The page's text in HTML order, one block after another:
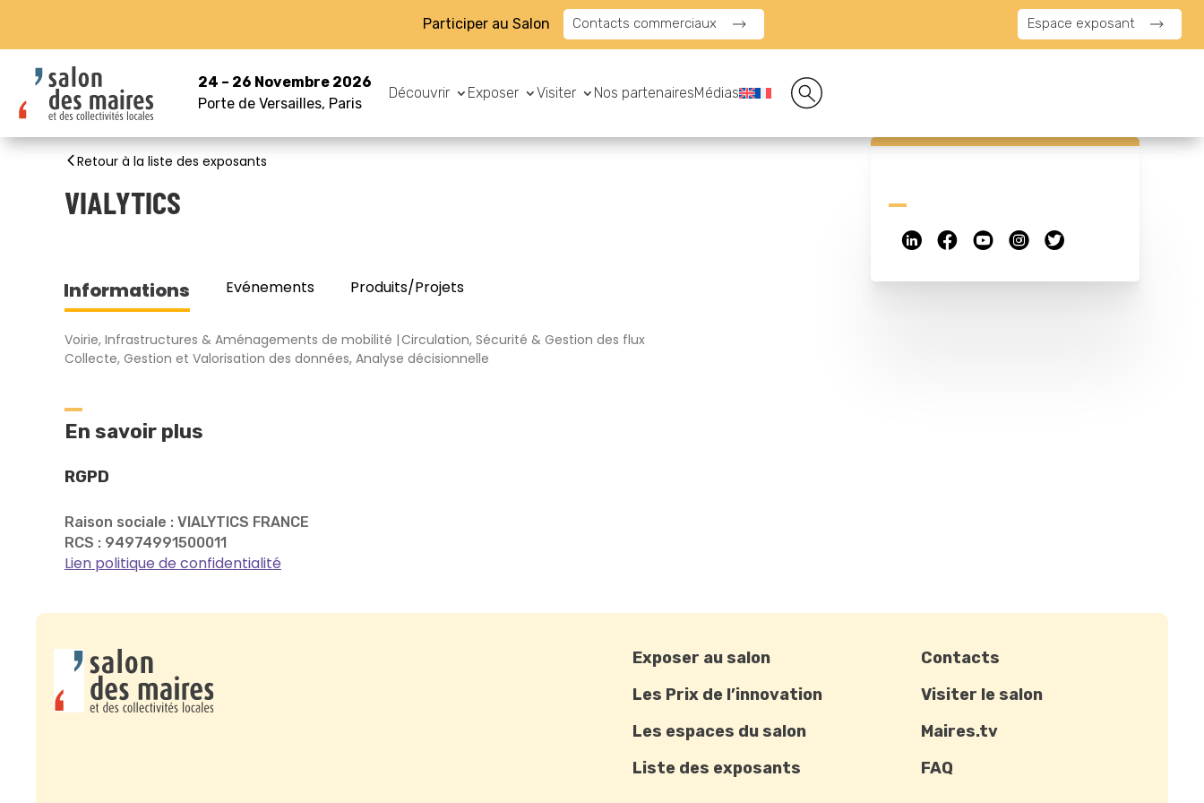
Participer au Salon Contacts commerciaux Espace exposant
24 – 26 Novembre 2026
Porte de Versailles, Paris
Découvrir Exposer Visiter Nos partenairesMédias
Retour à la liste des exposants
VIALYTICS
Informations Evénements Produits/Projets
Voirie, Infrastructures & Aménagements de mobilité Circulation, Sécurité & Gestion des flux
Collecte, Gestion et Valorisation des données, Analyse décisionnelle
En savoir plus
RGPD
Raison sociale : VIALYTICS FRANCE
RCS : 94974991500011
Lien politique de confidentialité
Exposer au salon
Les Prix de l’innovation
Les espaces du salon
Liste des exposants
Contacts
Visiter le salon
Maires.tv
FAQ